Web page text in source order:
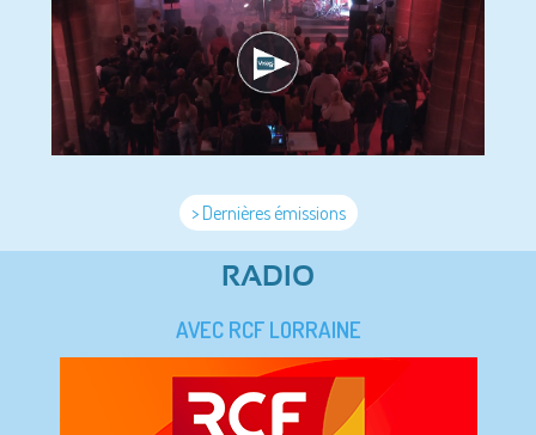
> Dernières émissions
RADIO
AVEC RCF LORRAINE